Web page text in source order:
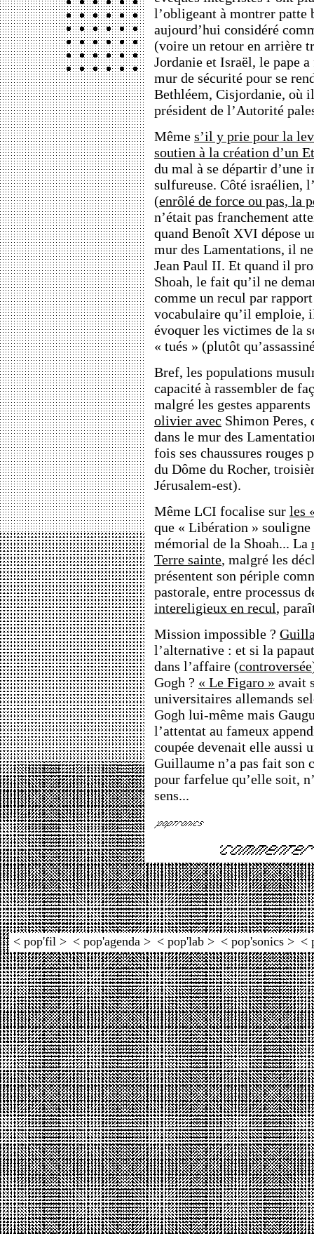
l’obligeant à montrer patte
aujourd’hui considéré
(voire un retour en arrière
Jordanie et Israël, le pape
mur de sécurité pour se
Bethléem, Cisjordanie, où
président de l’Autorité
Même s’il y prie pour la
soutien à la création d’un
du mal à se départir d’une
sulfureuse. Côté israélien,
(enrôlé de force ou pas, la
n’était pas franchement
quand Benoît XVI dépose
mur des Lamentations, il
Jean Paul II. Et quand il
Shoah, le fait qu’il ne
comme un recul par
vocabulaire qu’il emploie,
évoquer les victimes de la
« tués » (plutôt
Bref, les populations
capacité à rassembler de
malgré les gestes
olivier avec Shimon Peres,
dans le mur des
fois ses chaussures rouges
du Dôme du Rocher,
Jérusalem-est).
Même LCI focalise sur les
que « Libération »
mémorial de la Shoah... La
Terre sainte, malgré les
présentent son périple
pastorale, entre processus
intereligieux en recul,
Mission impossible ?
l’alternative : et si la
dans l’affaire (controversée
Gogh ? « Le Figaro » avait
universitaires allemands
Gogh lui-même mais
l’attentat au fameux
coupée devenait elle aussi
Guillaume n’a pas fait son
pour farfelue qu’elle soit,
sens...
< pop'fil > < pop'agenda > < pop'lab > < pop'sonics > <